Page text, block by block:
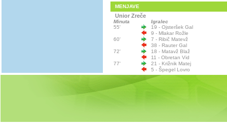
MENJAVE
Unior Zreče
Minuta
Igralec
55'
19 - Ojsteršek Gal
9 - Mlakar Rožle
60'
7 - Ribič Matevž
38 - Rauter Gal
72'
18 - Matavž Blaž
11 - Obretan Vid
77'
21 - Križnik Matej
5 - Špegel Lovro